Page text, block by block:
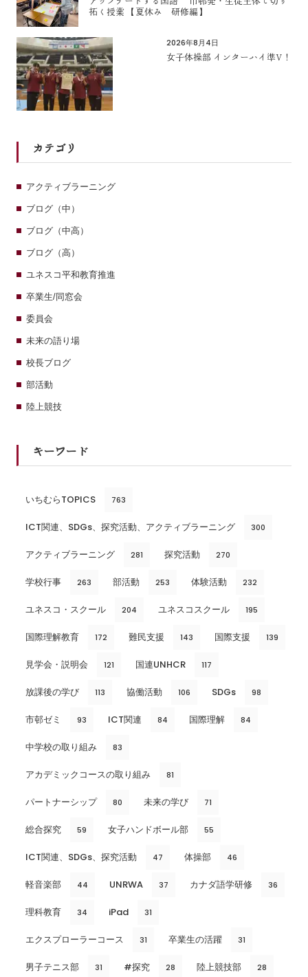
拓く授業 【夏休み 研修編】
2026年8月4日
女子体操部 インターハイ準V！
カテゴリ
アクティブラーニング
ブログ（中）
ブログ（中高）
ブログ（高）
ユネスコ平和教育推進
卒業生/同窓会
委員会
未来の語り場
校長ブログ
部活動
陸上競技
キーワード
いちむらTOPICS 763
ICT関連、SDGs、探究活動、アクティブラーニング 300
アクティブラーニング 281 探究活動 270
学校行事 263 部活動 253 体験活動 232
ユネスコ・スクール 204 ユネスコスクール 195
国際理解教育 172 難民支援 143 国際支援 139
見学会・説明会 121 国連UNHCR 117
放課後の学び 113 協働活動 106 SDGs 98
市邨ゼミ 93 ICT関連 84 国際理解 84
中学校の取り組み 83
アカデミックコースの取り組み 81
パートナーシップ 80 未来の学び 71
総合探究 59 女子ハンドボール部 55
ICT関連、SDGs、探究活動 47 体操部 46
軽音楽部 44 UNRWA 37 カナダ語学研修 36
理科教育 34 iPad 31
エクスプローラーコース 31 卒業生の活躍 31
男子テニス部 31 #探究 28 陸上競技部 28